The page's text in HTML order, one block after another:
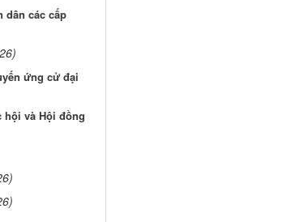
dân các cấp
ứng cử đại
hội và Hội đồng